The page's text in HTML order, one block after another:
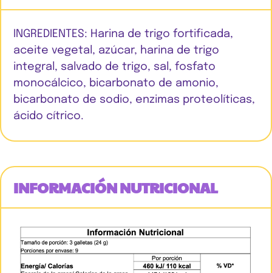
INGREDIENTES: Harina de trigo fortificada,
aceite vegetal, azúcar, harina de trigo
integral, salvado de trigo, sal, fosfato
monocálcico, bicarbonato de amonio,
bicarbonato de sodio, enzimas proteolíticas,
ácido cítrico.
INFORMACIÓN NUTRICIONAL